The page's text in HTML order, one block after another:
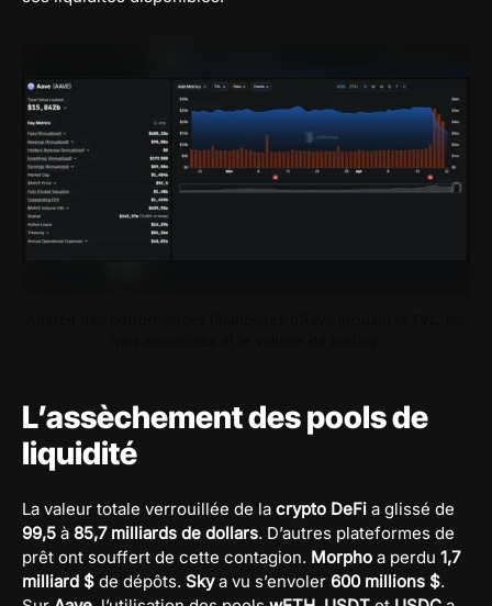
L’assèchement des pools de
liquidité
La valeur totale verrouillée de la crypto DeFi a glissé de
99,5 à 85,7 milliards de dollars. D’autres plateformes de
prêt ont souffert de cette contagion. Morpho a perdu 1,7
milliard $ de dépôts. Skya vu s’envoler 600 millions $.